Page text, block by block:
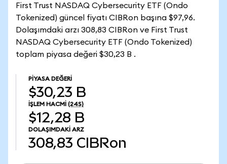
First Trust NASDAQ Cybersecurity ETF (Ondo
Tokenized) güncel fiyatı CIBRon başına $97,96.
Dolaşımdaki arzı 308,83 CIBRon ve First Trust
NASDAQ Cybersecurity ETF (Ondo Tokenized)
toplam piyasa değeri $30,23 B .
PIYASA DEĞERI
$30,23 B
İŞLEM HACMI (24S)
$12,28 B
DOLAŞIMDAKI ARZ
308,83 CIBRon